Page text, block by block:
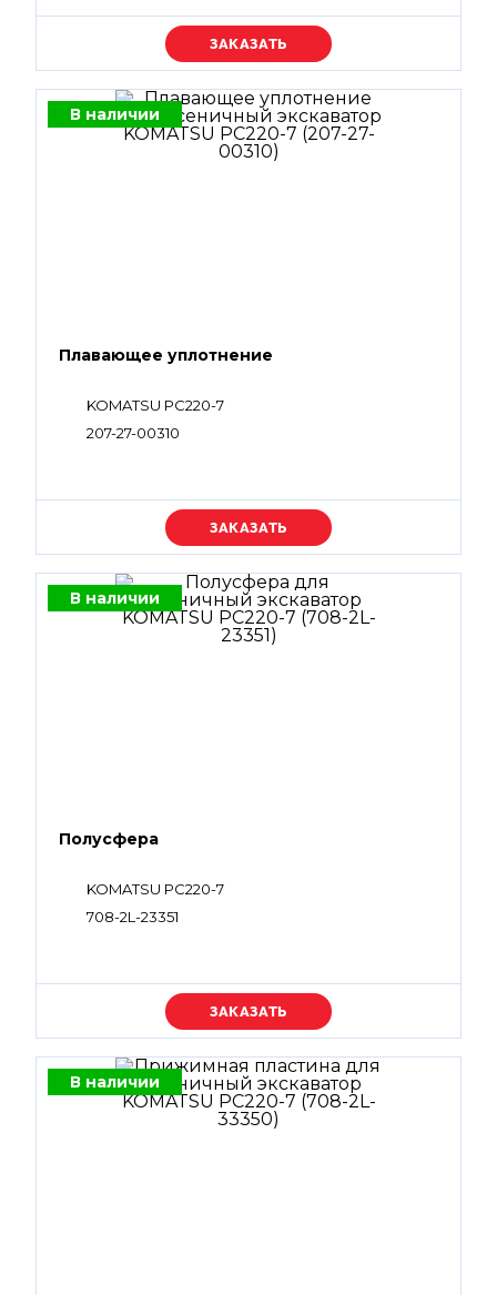
Уточняйте цену
В наличии
Плавающее уплотнение
KOMATSU PC220-7
207-27-00310
Уточняйте цену
В наличии
Полусфера
KOMATSU PC220-7
708-2L-23351
Уточняйте цену
В наличии